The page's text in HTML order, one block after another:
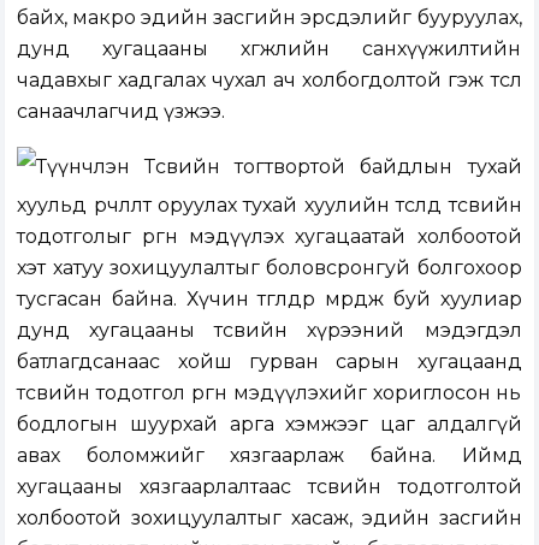
байх, макро эдийн засгийн эрсдэлийг бууруулах,
дунд хугацааны хөгжлийн санхүүжилтийн
чадавхыг хадгалах чухал ач холбогдолтой гэж төсөл
санаачлагчид үзжээ.
Түүнчлэн Төсвийн тогтвортой байдлын тухай
хуульд өөрчлөлт оруулах тухай хуулийн төсөлд төсвийн
тодотголыг өргөн мэдүүлэх хугацаатай холбоотой
хэт хатуу зохицуулалтыг боловсронгуй болгохоор
тусгасан байна. Хүчин төгөлдөр мөрдөж буй хуулиар
дунд хугацааны төсвийн хүрээний мэдэгдэл
батлагдсанаас хойш гурван сарын хугацаанд
төсвийн тодотгол өргөн мэдүүлэхийг хориглосон нь
бодлогын шуурхай арга хэмжээг цаг алдалгүй
авах боломжийг хязгаарлаж байна. Иймд
хугацааны хязгаарлалтаас төсвийн тодотголтой
холбоотой зохицуулалтыг хасаж, эдийн засгийн